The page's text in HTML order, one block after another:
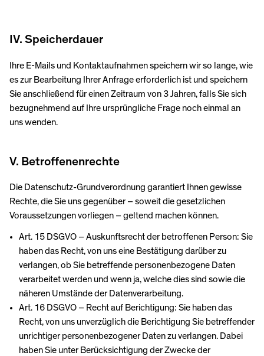
IV. Speicherdauer
Ihre E-Mails und Kontaktaufnahmen speichern wir so lange, wie
es zur Bearbeitung Ihrer Anfrage erforderlich ist und speichern
Sie anschließend für einen Zeitraum von 3 Jahren, falls Sie sich
bezugnehmend auf Ihre ursprüngliche Frage noch einmal an
uns wenden.
V. Betroffenenrechte
Die Datenschutz-Grundverordnung garantiert Ihnen gewisse
Rechte, die Sie uns gegenüber – soweit die gesetzlichen
Voraussetzungen vorliegen – geltend machen können.
Art. 15 DSGVO – Auskunftsrecht der betroffenen Person: Sie
haben das Recht, von uns eine Bestätigung darüber zu
verlangen, ob Sie betreffende personenbezogene Daten
verarbeitet werden und wenn ja, welche dies sind sowie die
näheren Umstände der Datenverarbeitung.
Art. 16 DSGVO – Recht auf Berichtigung: Sie haben das
Recht, von uns unverzüglich die Berichtigung Sie betreffender
unrichtiger personenbezogener Daten zu verlangen. Dabei
haben Sie unter Berücksichtigung der Zwecke der